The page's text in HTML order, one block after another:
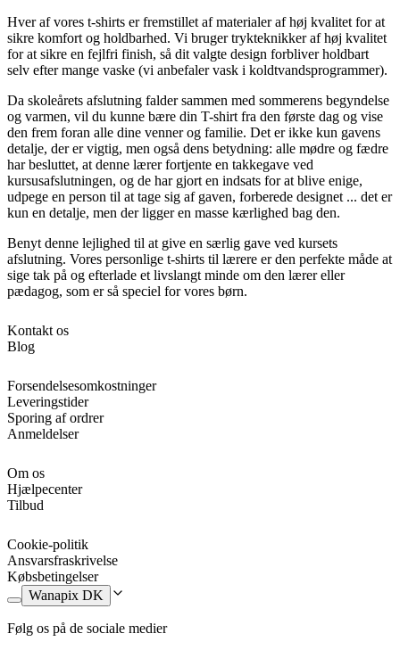
Hver af vores t-shirts er fremstillet af materialer af høj kvalitet for at
sikre komfort og holdbarhed. Vi bruger trykteknikker af høj kvalitet
for at sikre en fejlfri finish, så dit valgte design forbliver holdbart
selv efter mange vaske (vi anbefaler vask i koldtvandsprogrammer).
Da skoleårets afslutning falder sammen med sommerens begyndelse
og varmen, vil du kunne bære din T-shirt fra den første dag og vise
den frem foran alle dine venner og familie. Det er ikke kun gavens
detalje, der er vigtig, men også dens betydning: alle mødre og fædre
har besluttet, at denne lærer fortjente en takkegave ved
kursusafslutningen, og de har gjort en indsats for at blive enige,
udpege en person til at tage sig af gaven, forberede designet ... det er
kun en detalje, men der ligger en masse kærlighed bag den.
Benyt denne lejlighed til at give en særlig gave ved kursets
afslutning. Vores personlige t-shirts til lærere er den perfekte måde at
sige tak på og efterlade et livslangt minde om den lærer eller
pædagog, som er så speciel for vores børn.
Kontakt os
Blog
Forsendelsesomkostninger
Leveringstider
Sporing af ordrer
Anmeldelser
Om os
Hjælpecenter
Tilbud
Cookie-politik
Ansvarsfraskrivelse
Købsbetingelser
Wanapix DK
Følg os på de sociale medier